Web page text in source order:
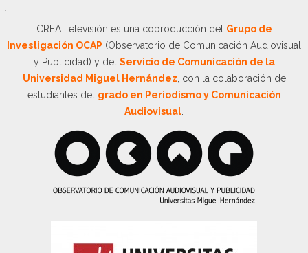
CREA Televisión es una coproducción del Grupo de
Investigación OCAP (Observatorio de Comunicación Audiovisual
y Publicidad) y del Servicio de Comunicación de la
Universidad Miguel Hernández , con la colaboración de
estudiantes del grado en Periodismo y Comunicación
Audiovisual